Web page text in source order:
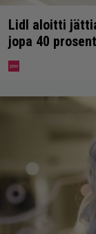
Lidl aloitti
jopa 40